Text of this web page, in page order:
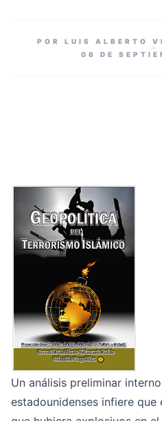
POR LUIS ALBERTO
06 DE
Un análisis preliminar
estadounidenses infiere que